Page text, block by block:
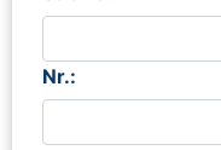
Nr.: